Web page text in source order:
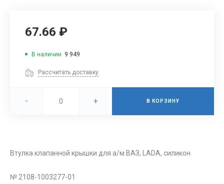
67.66 ₽
В наличии 9 949
Рассчитать доставку
- + В КОРЗИНУ
Втулка клапанной крышки для а/м ВАЗ, LADA, силикон
№ 2108-1003277-01